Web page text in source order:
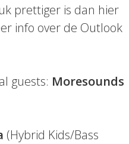
prettiger is dan hier
info over de Outlook
guests: Moresounds
(Hybrid Kids/Bass